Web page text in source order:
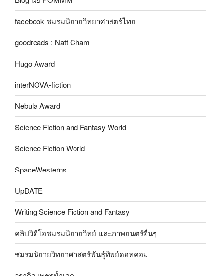
facebook ชมรมนิยายวิทยาศาสตร์ไทย
goodreads : Natt Cham
Hugo Award
interNOVA-fiction
Nebula Award
Science Fiction and Fantasy World
Science Fiction World
SpaceWesterns
UpDATE
Writing Science Fiction and Fantasy
คลิปวิดีโอชมรมนิยายวิทย์ และภาพยนตร์อื่นๆ
ชมรมนิยายวิทยาศาสตร์พันธุ์ทิพย์ดอทคอม